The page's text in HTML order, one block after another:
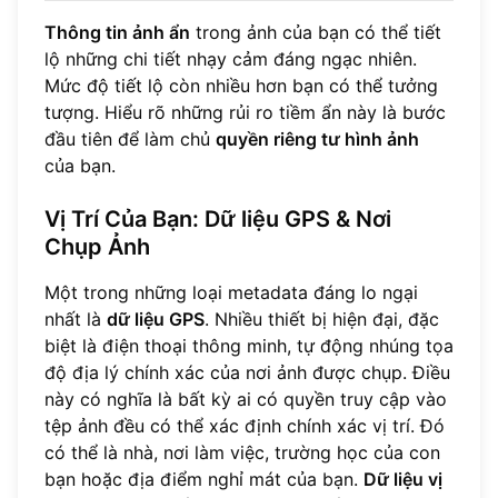
Thông tin ảnh ẩn trong ảnh của bạn có thể tiết
lộ những chi tiết nhạy cảm đáng ngạc nhiên.
Mức độ tiết lộ còn nhiều hơn bạn có thể tưởng
tượng. Hiểu rõ những rủi ro tiềm ẩn này là bước
đầu tiên để làm chủ quyền riêng tư hình ảnh
của bạn.
Vị Trí Của Bạn: Dữ liệu GPS & Nơi
Chụp Ảnh
Một trong những loại metadata đáng lo ngại
nhất là dữ liệu GPS. Nhiều thiết bị hiện đại, đặc
biệt là điện thoại thông minh, tự động nhúng tọa
độ địa lý chính xác của nơi ảnh được chụp. Điều
này có nghĩa là bất kỳ ai có quyền truy cập vào
tệp ảnh đều có thể xác định chính xác vị trí. Đó
có thể là nhà, nơi làm việc, trường học của con
bạn hoặc địa điểm nghỉ mát của bạn. Dữ liệu vị